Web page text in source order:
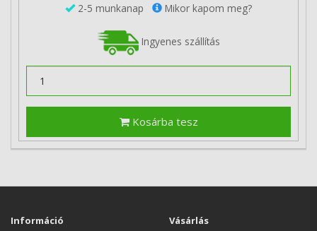
2-5 munkanap Mikor kapom meg?
Ingyenes szállítás
Kosárba tesz
Információ Vásárlás